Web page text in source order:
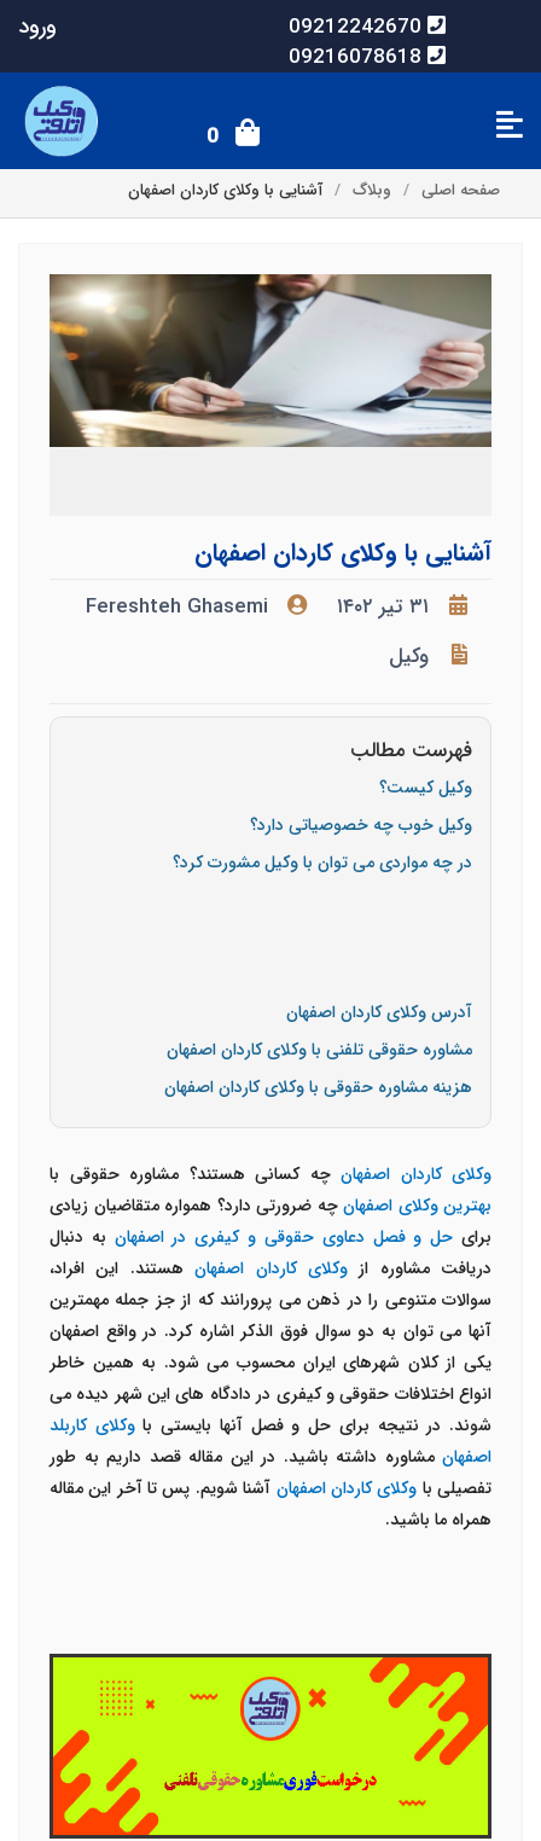
09212242670
09216078618
ورود
0
صفحه اصلی وبلاگ آشنایی با وکلای کاردان اصفهان
آشنایی با وکلای کاردان اصفهان
۳۱ تیر ۱۴۰۲
Fereshteh Ghasemi
وکیل
فهرست مطالب
وکیل کیست؟
وکیل خوب چه خصوصیاتی دارد؟
در چه مواردی می توان با وکیل مشورت کرد؟
آدرس وکلای کاردان اصفهان
مشاوره حقوقی تلفنی با وکلای کاردان اصفهان
هزینه مشاوره حقوقی با وکلای کاردان اصفهان
وکلای کاردان اصفهان چه کسانی هستند؟ مشاوره حقوقی با
بهترین وکلای اصفهانچه ضرورتی دارد؟ همواره متقاضیان زیادی
برای حل و فصل دعاوی حقوقی و کیفری در اصفهان به دنبال
دریافت مشاوره ازوکلای کاردان اصفهانهستند. این افراد،
سوالات متنوعی را در ذهن می پرورانند که از جز جمله مهمترین
آنها می توان به دو سوال فوق الذکر اشاره کرد. در واقع اصفهان
یکی از کلان شهرهای ایران محسوب می شود. به همین خاطر
انواع اختلافات حقوقی و کیفری در دادگاه های این شهر دیده می
شوند. در نتیجه برای حل و فصل آنها بایستی باوکلای کاربلد
اصفهانمشاوره داشته باشید. در این مقاله قصد داریم به طور
تفصیلی با وکلای کاردان اصفهان آشنا شویم. پس تا آخر این مقاله
همراه ما باشید.